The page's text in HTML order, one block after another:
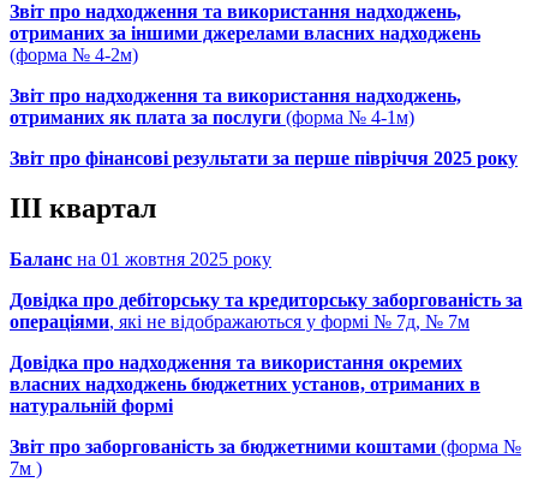
Звіт про надходження та використання надходжень,
отриманих за іншими джерелами власних надходжень
(форма № 4-2м)
Звіт про надходження та використання надходжень,
отриманих як плата за послуги (форма № 4-1м)
Звіт про фінансові результати за перше півріччя 2025 року
ІІІ квартал
Баланс на 01 жовтня 2025 року
Довідка про дебіторську та кредиторську заборгованість за
операціями, які не відображаються у формі № 7д, № 7м
Довідка про надходження та використання окремих
власних надходжень бюджетних установ, отриманих в
натуральній формі
Звіт про заборгованість за бюджетними коштами (форма №
7м )